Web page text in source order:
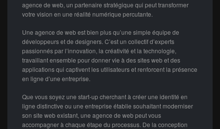
agence de web, un partenaire stratégique qui peut transformer
votre vision en une réalité numérique percutante.
Une agence de web est bien plus qu’une simple équipe de
développeurs et de designers. C’est un collectif d’experts
passionnés par l’innovation, la créativité et la technologie,
travaillant ensemble pour donner vie à des sites web et des
applications qui captivent les utilisateurs et renforcent la présence
en ligne d’une entreprise.
Que vous soyez une start-up cherchant à créer une identité en
ligne distinctive ou une entreprise établie souhaitant moderniser
son site web existant, une agence de web peut vous
accompagner à chaque étape du processus. De la conception